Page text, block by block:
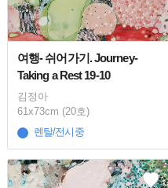
여행- 쉬어가기. Journey-
Taking a Rest 19-10
김정아
61x73cm (20호)
렌탈/전시중